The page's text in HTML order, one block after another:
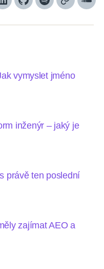
LinkedInGithubSpotifyApple
vymyslet jméno
inženýr – jaký je
právě ten poslední
zajímat AEO a